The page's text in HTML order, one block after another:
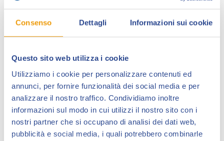
Consenso Dettagli Informazioni sui cookie
Questo sito web utilizza i cookie
Utilizziamo i cookie per personalizzare contenuti ed
annunci, per fornire funzionalità dei social media e per
analizzare il nostro traffico. Condividiamo inoltre
informazioni sul modo in cui utilizzi il nostro sito con i
nostri partner che si occupano di analisi dei dati web,
pubblicità e social media, i quali potrebbero combinarle
Nicola Genzianellanasce a Milano nel 1967 e si
diploma alla Scuola del Fumetto di Milano nel 1989.
diverse case editrici (Universo, De Agostini, Xenia), dal
1998 approda aIl Giornalino(San Paolo) con la
serie Jobhel, a cui faranno seguito le storie di Giovanni
XXIII, di San Valentino e quella delleOlimpiadi
Moderne.
Sempre nel 1998, arriva allaSergio Bonelli